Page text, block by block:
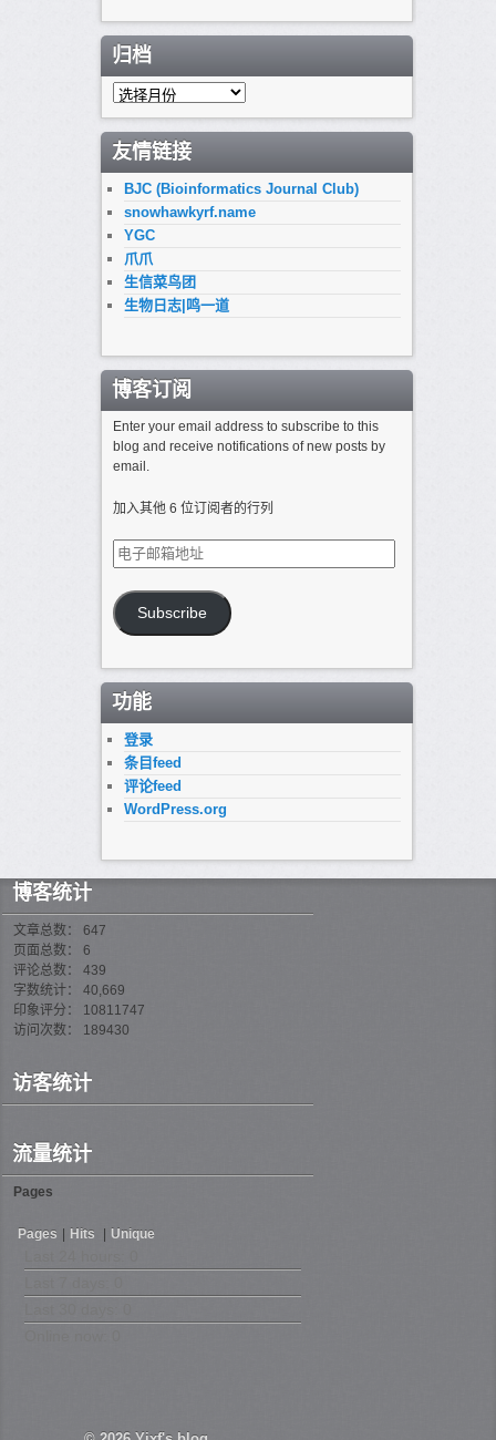
归档
归
友情链接
BJC (Bioinformatics Journal Club)
snowhawkyrf.name
YGC
爪爪
生信菜鸟团
生物日志|鸣一道
博客订阅
Enter your email address to subscribe to this
blog and receive notifications of new posts by
email.
加入其他 6 位订阅者的行列
电
子
箱
地
Subscribe
功能
登录
条目feed
评论feed
WordPress.org
博客统计
文章总数： 647
页面总数： 6
评论总数： 439
字数统计： 40,669
印象评分： 10811747
访问次数： 189430
访客统计
流量统计
Pages
Pages Hits Unique